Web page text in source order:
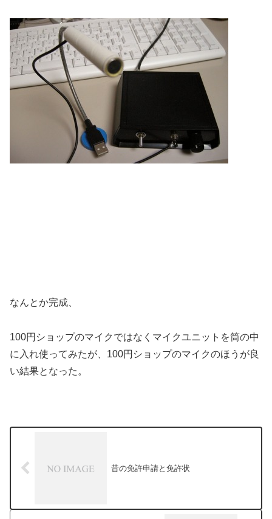
なんとか完成、
100円ショップのマイクではなくマイクユニットを筒の中
に入れ使ってみたが、100円ショップのマイクのほうが良
い結果となった。
昔の免許申請と免許状